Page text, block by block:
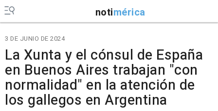
notimérica
3 DE JUNIO DE 2024
La Xunta y el cónsul de España
en Buenos Aires trabajan "con
normalidad" en la atención de
los gallegos en Argentina